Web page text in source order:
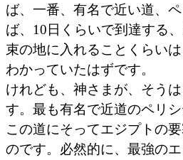
ば、一番、有名で近い道、
ば、10日くらいで到達する
束の地に入れることくらい
わかっていたはずです。
けれども、神さまが、そう
す。最も有名で近道のペリシ
この道にそってエジプトの
のです。必然的に、最強の